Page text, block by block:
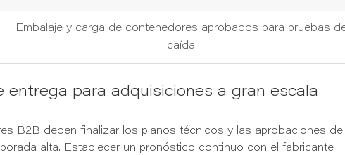
Embalaje y carga de contenedores aprobados para pruebas
caída
entrega para adquisiciones a gran escala
B2B deben finalizar los planos técnicos y las aprobaciones de
alta. Establecer un pronóstico continuo con el fabricante